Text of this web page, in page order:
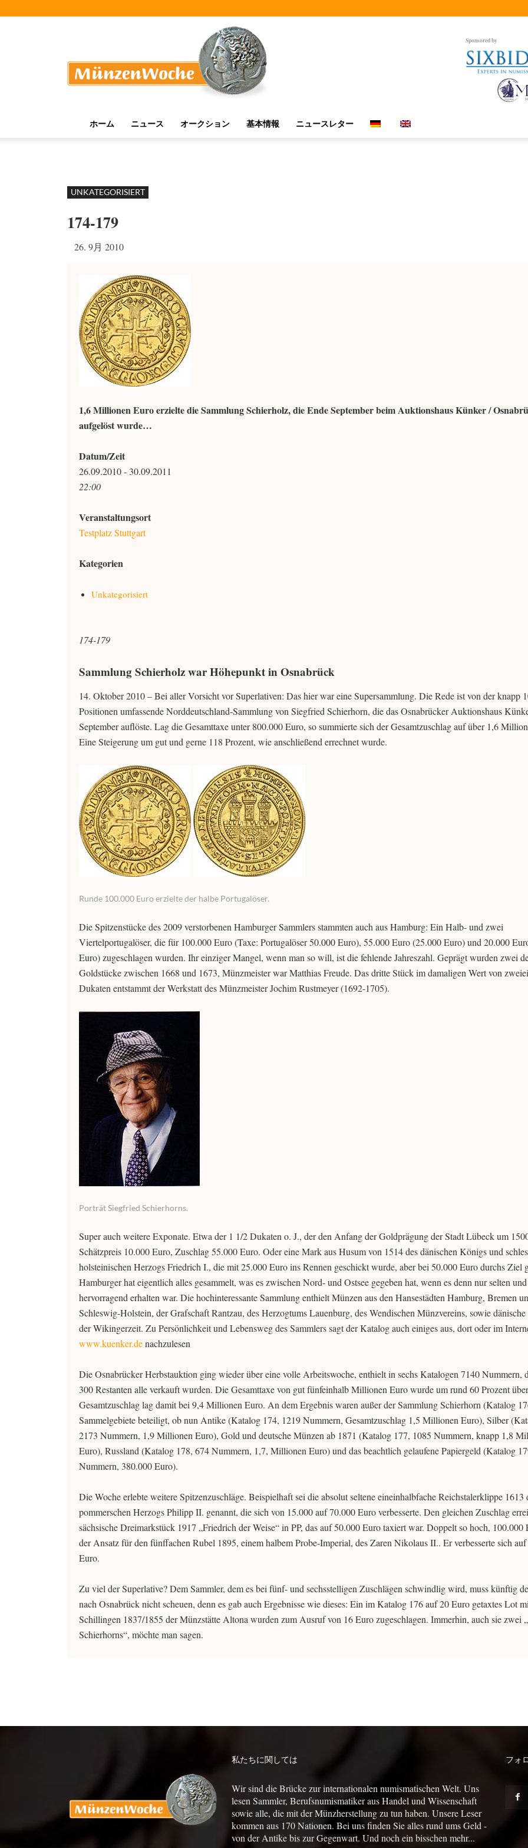
Sponsored by
ホーム ニュース オークション 基本情報 ニュースレター
UNKATEGORISIERT
174-179
26. 9月 2010
1,6 Millionen Euro erzielte die Sammlung Schierholz, die Ende September beim Auktionshaus Künker /
aufgelöst wurde…
Datum/Zeit
26.09.2010 - 30.09.2011
22:00
Veranstaltungsort
Testplatz Stuttgart
Kategorien
Unkategorisiert
174-179
Sammlung Schierholz war Höhepunkt in Osnabrück
14. Oktober 2010 – Bei aller Vorsicht vor Superlativen: Das hier war eine Supersammlung. Die Rede ist von der knapp
Positionen umfassende Norddeutschland-Sammlung von Siegfried Schierhorn, die das Osnabrücker Auktionshaus
September auflöste. Lag die Gesamttaxe unter 800.000 Euro, so summierte sich der Gesamtzuschlag auf über 1,6
Eine Steigerung um gut und gerne 118 Prozent, wie anschließend errechnet wurde.
Runde 100.000 Euro erzielte der halbe Portugalöser.
Die Spitzenstücke des 2009 verstorbenen Hamburger Sammlers stammten auch aus Hamburg: Ein Halb- und zwei
Viertelportugalöser, die für 100.000 Euro (Taxe: Portugalöser 50.000 Euro), 55.000 Euro (25.000 Euro) und 20.000
Euro) zugeschlagen wurden. Ihr einziger Mangel, wenn man so will, ist die fehlende Jahreszahl. Geprägt wurden zwei
Goldstücke zwischen 1668 und 1673, Münzmeister war Matthias Freude. Das dritte Stück im damaligen Wert von
Dukaten entstammt der Werkstatt des Münzmeister Jochim Rustmeyer (1692-1705).
Porträt Siegfried Schierhorns.
Super auch weitere Exponate. Etwa der 1 1/2 Dukaten o. J., der den Anfang der Goldprägung der Stadt Lübeck um
Schätzpreis 10.000 Euro, Zuschlag 55.000 Euro. Oder eine Mark aus Husum von 1514 des dänischen Königs und
holsteinischen Herzogs Friedrich I., die mit 25.000 Euro ins Rennen geschickt wurde, aber bei 50.000 Euro durchs Ziel
Hamburger hat eigentlich alles gesammelt, was es zwischen Nord- und Ostsee gegeben hat, wenn es denn nur selten und
hervorragend erhalten war. Die hochinteressante Sammlung enthielt Münzen aus den Hansestädten Hamburg, Bremen
Schleswig-Holstein, der Grafschaft Rantzau, des Herzogtums Lauenburg, des Wendischen Münzvereins, sowie
der Wikingerzeit. Zu Persönlichkeit und Lebensweg des Sammlers sagt der Katalog auch einiges aus, dort oder im
www.kuenker.denachzulesen
Die Osnabrücker Herbstauktion ging wieder über eine volle Arbeitswoche, enthielt in sechs Katalogen 7140 Nummern,
300 Restanten alle verkauft wurden. Die Gesamttaxe von gut fünfeinhalb Millionen Euro wurde um rund 60 Prozent
Gesamtzuschlag lag damit bei 9,4 Millionen Euro. An dem Ergebnis waren außer der Sammlung Schierhorn (Katalog
Sammelgebiete beteiligt, ob nun Antike (Katalog 174, 1219 Nummern, Gesamtzuschlag 1,5 Millionen Euro), Silber
2173 Nummern, 1,9 Millionen Euro), Gold und deutsche Münzen ab 1871 (Katalog 177, 1085 Nummern, knapp 1,8
Euro), Russland (Katalog 178, 674 Nummern, 1,7, Millionen Euro) und das beachtlich gelaufene Papiergeld (Katalog
Nummern, 380.000 Euro).
Die Woche erlebte weitere Spitzenzuschläge. Beispielhaft sei die absolut seltene eineinhalbfache Reichstalerklippe 1613
pommerschen Herzogs Philipp II. genannt, die sich von 15.000 auf 70.000 Euro verbesserte. Den gleichen Zuschlag
sächsische Dreimarkstück 1917 „Friedrich der Weise“ in PP, das auf 50.000 Euro taxiert war. Doppelt so hoch, 100.000
der Ansatz für den fünffachen Rubel 1895, einem halbem Probe-Imperial, des Zaren Nikolaus II.. Er verbesserte sich
Euro.
Zu viel der Superlative? Dem Sammler, dem es bei fünf- und sechsstelligen Zuschlägen schwindlig wird, muss künftig
nach Osnabrück nicht scheuen, denn es gab auch Ergebnisse wie dieses: Ein im Katalog 176 auf 20 Euro getaxtes Lot
Schillingen 1837/1855 der Münzstätte Altona wurden zum Ausruf von 16 Euro zugeschlagen. Immerhin, auch sie zwei
Schierhorns“, möchte man sagen.
私たちに関しては
Wir sind die Brücke zur internationalen numismatischen Welt. Uns
lesen Sammler, Berufsnumismatiker aus Handel und Wissenschaft
sowie alle, die mit der Münzherstellung zu tun haben. Unsere Leser
kommen aus 170 Nationen. Bei uns finden Sie alles rund ums Geld -
von der Antike bis zur Gegenwart. Und noch ein bisschen mehr...
フォ